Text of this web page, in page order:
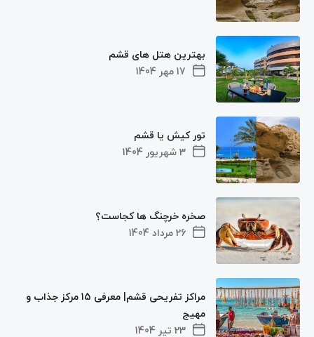
17 مهر 1404
بهترین هتل های قشم
3 شهریور 1404
تور کیش یا قشم
26 مرداد 1404
صخره خرچنگ ها کجاست؟
23 تیر 1404
مراکز تفریحی قشم| معرفی 15 مرکز جذاب و
مهیج